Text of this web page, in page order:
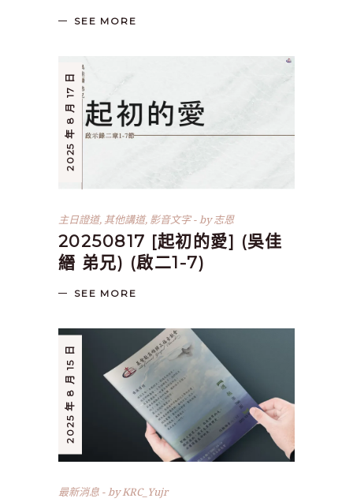
SEE MORE
2025 年 8 月 17 日
主日證道, 其他講道, 影音文字 by志恩
20250817 [起初的愛] (吳佳
縉 弟兄) (啟二1-7)
SEE MORE
2025 年 8 月 15 日
最新消息 byKRC_Yujr